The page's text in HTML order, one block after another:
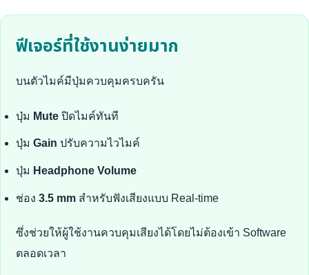
ฟีเจอร์ที่ใช้งานง่ายมาก
บนตัวไมค์มีปุ่มควบคุมครบครัน
ปุ่ม Mute ปิดไมค์ทันที
ปุ่ม Gain ปรับความไวไมค์
ปุ่ม Headphone Volume
ช่อง 3.5 mm สำหรับฟังเสียงแบบ Real-time
ซึ่งช่วยให้ผู้ใช้งานควบคุมเสียงได้โดยไม่ต้องเข้า Software
ตลอดเวลา